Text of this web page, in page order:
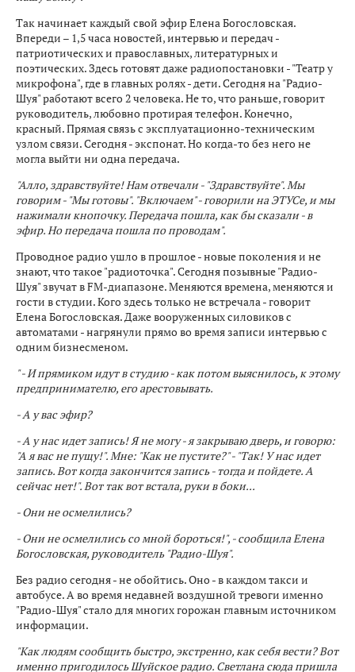
Так начинает каждый свой эфир Елена Богословская.
Впереди – 1,5 часа новостей, интервью и передач -
патриотических и православных, литературных и
поэтических. Здесь готовят даже радиопостановки - "Театр у
микрофона", где в главных ролях - дети. Сегодня на "Радио-
Шуя" работают всего 2 человека. Не то, что раньше, говорит
руководитель, любовно протирая телефон. Конечно,
красный. Прямая связь с эксплуатационно-техническим
узлом связи. Сегодня - экспонат. Но когда-то без него не
могла выйти ни одна передача.
"Алло, здравствуйте! Нам отвечали - "Здравствуйте". Мы
говорим - "Мы готовы". "Включаем" - говорили на ЭТУСе, и мы
нажимали кнопочку. Передача пошла, как бы сказали - в
эфир. Но передача пошла по проводам".
Проводное радио ушло в прошлое - новые поколения и не
знают, что такое "радиоточка". Сегодня позывные "Радио-
Шуя" звучат в FM-диапазоне. Меняются времена, меняются и
гости в студии. Кого здесь только не встречала - говорит
Елена Богословская. Даже вооруженных силовиков с
автоматами - нагрянули прямо во время записи интервью с
одним бизнесменом.
" - И прямиком идут в студию - как потом выяснилось, к этому
предпринимателю, его арестовывать.
- А у вас эфир?
- А у нас идет запись! Я не могу - я закрываю дверь, и говорю:
"А я вас не пущу!". Мне: "Как не пустите?" - "Так! У нас идет
запись. Вот когда закончится запись - тогда и пойдете. А
сейчас нет!". Вот так вот встала, руки в боки...
- Они не осмелились?
- Они не осмелились со мной бороться!", - сообщила Елена
Богословская, руководитель "Радио-Шуя".
Без радио сегодня - не обойтись. Оно - в каждом такси и
автобусе. А во время недавней воздушной тревоги именно
"Радио-Шуя" стало для многих горожан главным источником
информации.
"Как людям сообщить быстро, экстренно, как себя вести? Вот
именно пригодилось Шуйское радио. Светлана сюда пришла